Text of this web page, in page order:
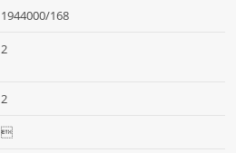
1944000/168
2
2
